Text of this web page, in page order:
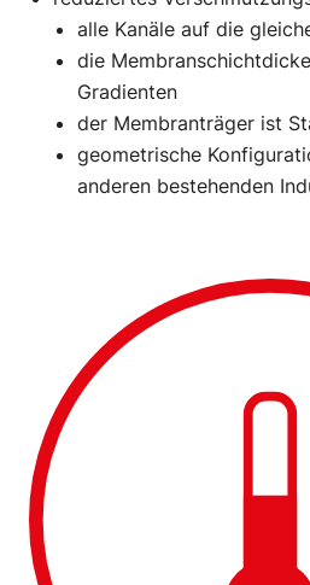
alle Kanäle auf die
die
Gradienten
der Membranträger ist
geometrische
anderen bestehenden